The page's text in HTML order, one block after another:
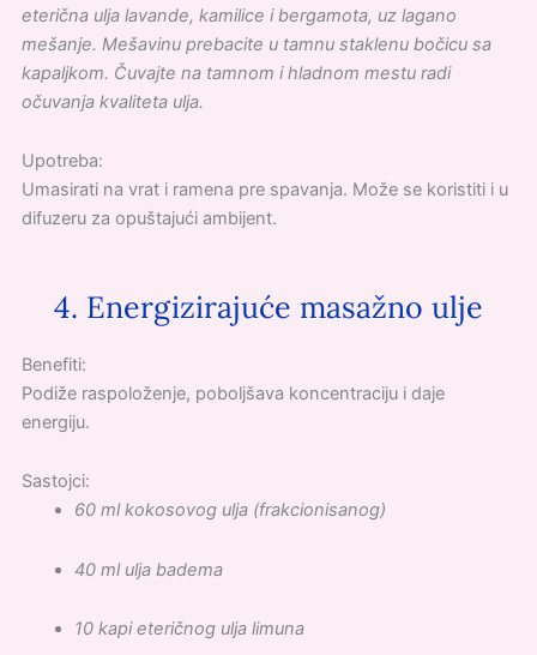
eterična ulja lavande, kamilice i bergamota, uz lagano
mešanje. Mešavinu prebacite u tamnu staklenu bočicu sa
kapaljkom. Čuvajte na tamnom i hladnom mestu radi
očuvanja kvaliteta ulja.
Upotreba:
Umasirati na vrat i ramena pre spavanja. Može se koristiti i u
difuzeru za opuštajući ambijent.
4. Energizirajuće masažno ulje
Benefiti:
Podiže raspoloženje, poboljšava koncentraciju i daje
energiju.
Sastojci:
60 ml kokosovog ulja (frakcionisanog)
40 ml ulja badema
10 kapi eteričnog ulja limuna